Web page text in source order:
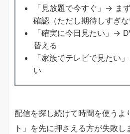
「見放題で今すぐ」→ ま
確認（ただし期待しすぎな
「確実に今日見たい」→
替える
「家族でテレビで見たい
い
配信を探し続けて時間を使うよ
ト」を先に押さえる方が失敗し